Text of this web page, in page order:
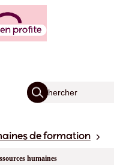
de formation
humaines